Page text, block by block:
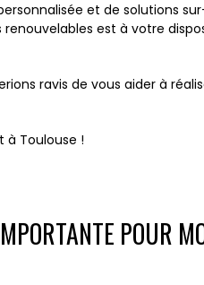
et de solutions
est à votre
ravis de vous aider à
Toulouse !
POUR